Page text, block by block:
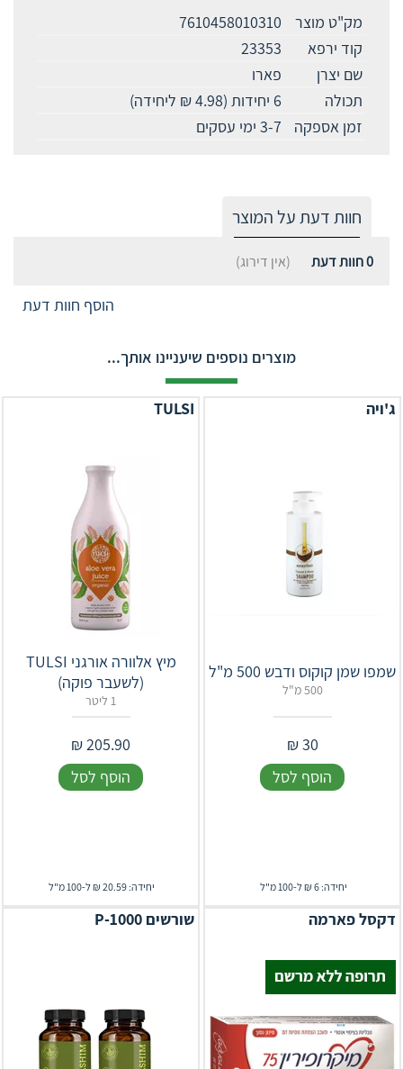
מק"ט מוצר
7610458010310
קוד ירפא
23353
שם יצרן
פארו
תכולה
6 יחידות (4.98 ₪ ליחידה)
זמן אספקה
3-7 ימי עסקים
חוות דעת על המוצר
0חוות דעת (אין דירוג)
הוסף חוות דעת
מוצרים נוספים שיעניינו אותך...
ג'ויה
שמפו שמן קוקוס ודבש 500 מ"ל
500 מ"ל
30
₪
הוסף לסל
יחידה: 6 ₪ ל-100 מ"ל
TULSI
מיץ אלוורה אורגני TULSI
(לשעבר פוקה)
1 ליטר
205.90
₪
הוסף לסל
יחידה: 20.59 ₪ ל-100 מ"ל
דקסל פארמה שורשים P-1000